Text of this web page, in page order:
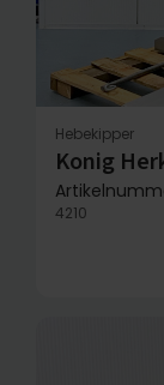
Hebekipper
Konig
4210